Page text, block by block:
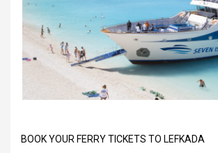
BOOK YOUR FERRY TICKETS TO LEFKADA